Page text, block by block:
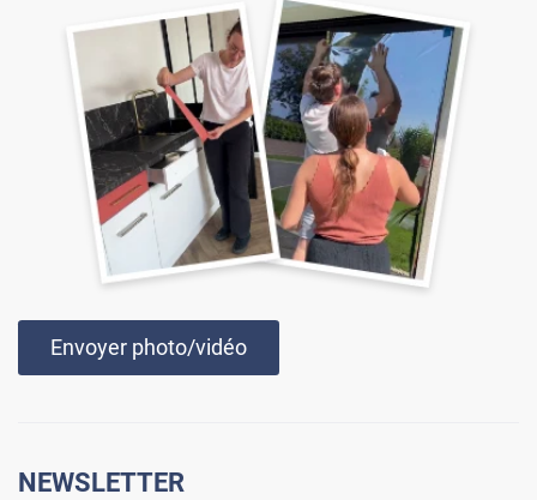
Envoyer photo/vidéo
NEWSLETTER